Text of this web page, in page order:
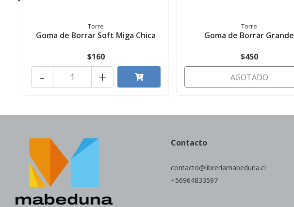
Torre
Goma de Borrar Soft Miga Chica
$160
+
-
Torre
Goma de Borrar Grande
$450
AGOTADO
Contacto
contacto@libreriamabeduna.cl
+56964833597